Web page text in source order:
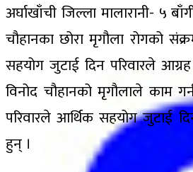
अर्घाखाँची जिल्ला मालारानी- ५
चौहानका छोरा मृगौला रोगको
सहयोग जुटाई दिन परिवारले
विनोद चौहानको मृगौलाले काम
परिवारले आर्थिक सहयोग जुटाई
हुन् ।